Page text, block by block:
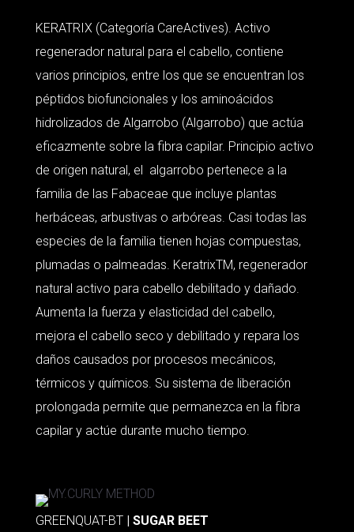
KERATRIX (Categoría CareActives). Activo
regenerador natural para el cabello, contiene
varios principios, entre los que se encuentran los
péptidos biofuncionales y los aminoácidos
hidrolizados de Algarrobo (Algarrobo) que actúa
eficazmente sobre la fibra capilar. Principio activo
de origen natural, el algarrobo pertenece a la
familia de las Fabaceae que incluye plantas
herbáceas, arbustivas o arbóreas. Casi todas las
especies de la familia tienen hojas compuestas,
plumadas o palmeadas. KeratrixTM, regenerador
natural activo para cabello debilitado y dañado.
Aumenta la fuerza y elasticidad del cabello,
mejora el cabello seco y debilitado y repara los
daños causados por procesos mecánicos,
térmicos y químicos. Su sistema de liberación
prolongada permite que permanezca en la fibra
capilar y actúe durante mucho tiempo.
GREENQUAT-BT | SUGAR BEET